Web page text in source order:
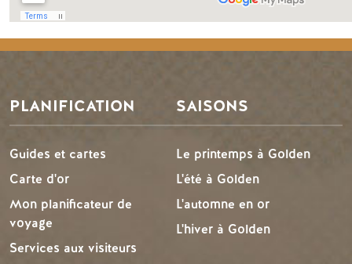
PLANIFICATION
Guides et cartes
Carte d'or
Mon planificateur de
voyage
Services aux visiteurs
SAISONS
Le printemps à Golden
L'été à Golden
L'automne en or
L'hiver à Golden